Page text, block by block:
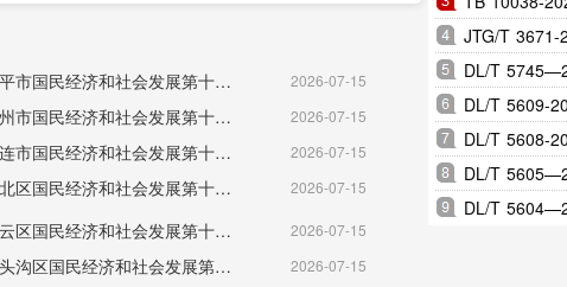
向项目单位收取费用。
留定价权，利用行政权力指定服务、转嫁
法权益。
国家发展改革委
2015年2月11日
（福建省）南平市国民经济和社会发展第十五个五年规划纲要 2026-07-15
（湖北省）随州市国民经济和社会发展第十五个五年规划纲要 2026-07-15
（辽宁省）大连市国民经济和社会发展第十五个五年规划纲要 2026-07-15
（天津市）河北区国民经济和社会发展第十五个五年规划纲要 2026-07-15
（北京市）密云区国民经济和社会发展第十五个五年规划纲要 2026-07-15
（北京市）门头沟区国民经济和社会发展第十五个五年规划纲要 2026-07-15
特殊岩土勘
JTG/T 3671-
术规范
DL/T
单计价规范
DL/T 5609-
系统设计规
DL/T 5608-
版）
DL/T
生系统设计
DL/T